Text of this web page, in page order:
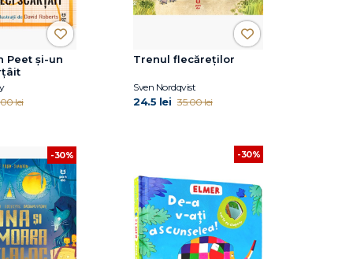
Peet și-un
lei
Trenul flecăreților
Sven Nordqvist
24.5 lei 35.00 lei
-30% -30%